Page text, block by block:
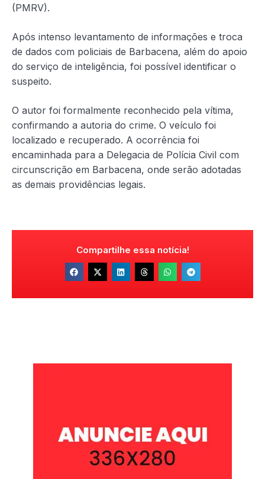
(PMRV).
Após intenso levantamento de informações e troca
de dados com policiais de Barbacena, além do apoio
do serviço de inteligência, foi possível identificar o
suspeito.
O autor foi formalmente reconhecido pela vítima,
confirmando a autoria do crime. O veículo foi
localizado e recuperado. A ocorrência foi
encaminhada para a Delegacia de Polícia Civil com
circunscrição em Barbacena, onde serão adotadas
as demais providências legais.
Compartilhe essa notícia!